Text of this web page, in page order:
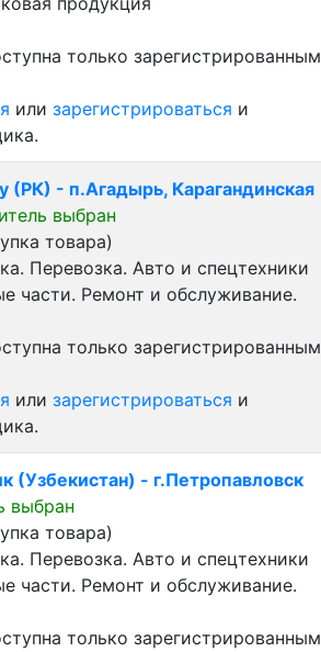
только зарегистрированным
или зарегистрироваться и
(РК) - п.Агадырь, Карагандинская
выбран
товара)
Перевозка. Авто и спецтехники
части. Ремонт и обслуживание.
только зарегистрированным
или зарегистрироваться и
(Узбекистан) - г.Петропавловск
выбран
товара)
Перевозка. Авто и спецтехники
части. Ремонт и обслуживание.
только зарегистрированным